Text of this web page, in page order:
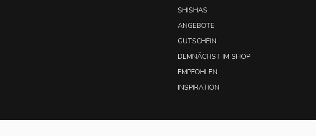
SHISHAS
ANGEBOTE
GUTSCHEIN
DEMNÄCHST IM SHOP
EMPFOHLEN
INSPIRATION